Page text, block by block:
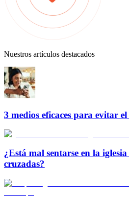
Nuestros artículos destacados
3 medios eficaces para evitar
¿Está mal sentarse en la
cruzadas?